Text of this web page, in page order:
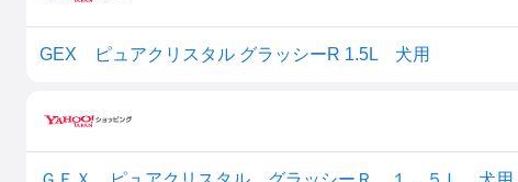
GEX ピュアクリスタル グラッシーR 1.5L 犬用